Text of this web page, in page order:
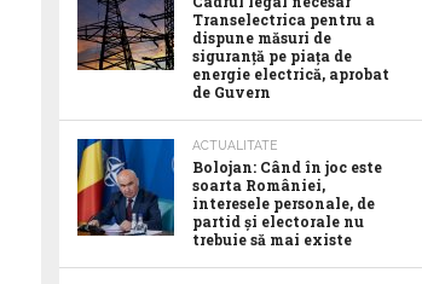
Transelectrica pentru a
dispune măsuri de
siguranță pe piața de
energie electrică, aprobat
de Guvern
ACTUALITATE
Bolojan: Când în joc este
soarta României,
interesele personale, de
partid și electorale nu
trebuie să mai existe